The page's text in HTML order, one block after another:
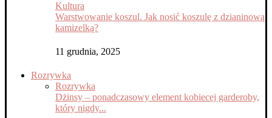
Kultura
Warstwowanie koszul. Jak nosić koszulę z dzianinową
kamizelką?
11 grudnia, 2025
Rozrywka
Rozrywka
Dżinsy – ponadczasowy element kobiecej garderoby,
który nigdy...